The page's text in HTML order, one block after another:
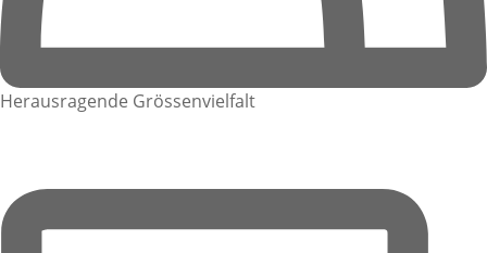
Herausragende Grössenvielfalt